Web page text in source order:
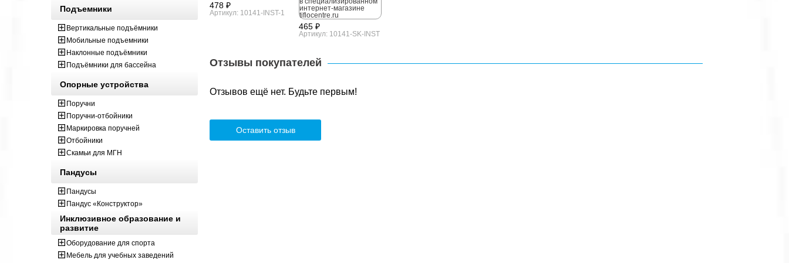
478 ₽
Артикул: 10141-INST-1
465 ₽
Артикул: 10141-SK-INST
Отзывы покупателей
Отзывов ещё нет. Будьте первым!
Оставить отзыв
Подъемники
Вертикальные подъёмники
Мобильные подъемники
Наклонные подъёмники
Подъёмники для бассейна
Опорные устройства
Поручни
Поручни-отбойники
Маркировка поручней
Отбойники
Скамьи для МГН
Пандусы
Пандусы
Пандус «Конструктор»
Инклюзивное образование и
развитие
Оборудование для спорта
Мебель для учебных заведений